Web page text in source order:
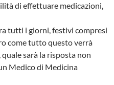
di effettuare medicazioni,
tutti i giorni, festivi compresi
come tutto questo verrà
sarà la risposta non
Medico di Medicina